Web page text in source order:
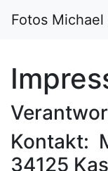
Fotos
Kontakt:
34125